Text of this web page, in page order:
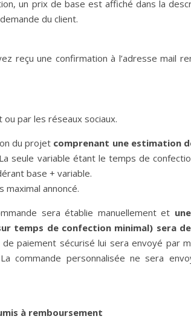
un prix de base est affiché dans la
du client.
reçu une confirmation à l’adresse mail
par les réseaux sociaux.
du projet comprenant une estimation
seule variable étant le temps de
base + variable.
annoncé.
sera établie manuellement et
temps de confection minimal) sera
de paiement sécurisé lui sera envoyé par
commande personnalisée ne sera
à remboursement